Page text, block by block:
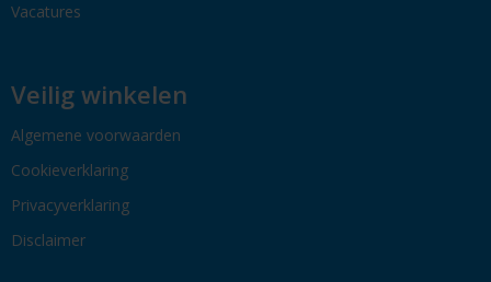
Vacatures
Veilig winkelen
Algemene voorwaarden
Cookieverklaring
Privacyverklaring
Disclaimer